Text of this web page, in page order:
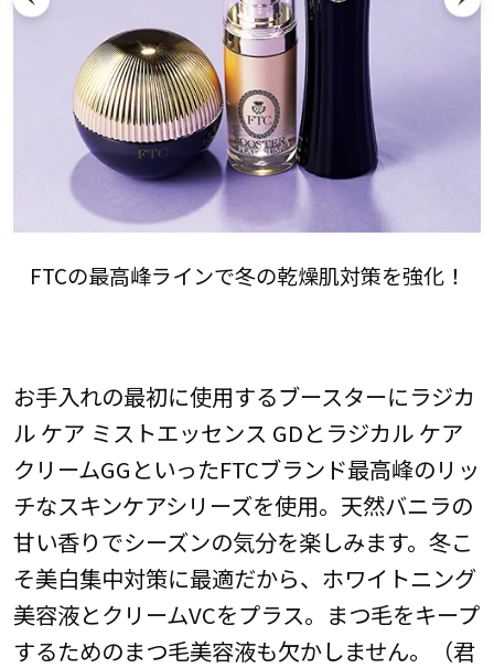
FTCの最高峰ラインで冬の乾燥肌対策を強化！
お手入れの最初に使用するブースターにラジカ
ル ケア ミストエッセンス GDとラジカル ケア
クリームGGといったFTCブランド最高峰のリッ
チなスキンケアシリーズを使用。天然バニラの
甘い香りでシーズンの気分を楽しみます。冬こ
そ美白集中対策に最適だから、ホワイトニング
美容液とクリームVCをプラス。まつ毛をキープ
するためのまつ毛美容液も欠かしません。（君